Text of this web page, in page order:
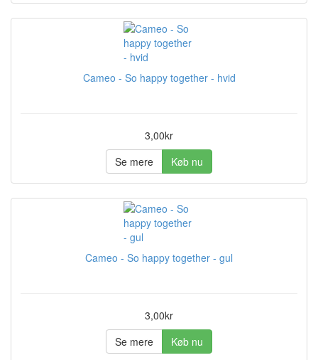
Cameo - So happy together - hvid
3,00kr
Se mere
Køb nu
Cameo - So happy together - gul
3,00kr
Se mere
Køb nu